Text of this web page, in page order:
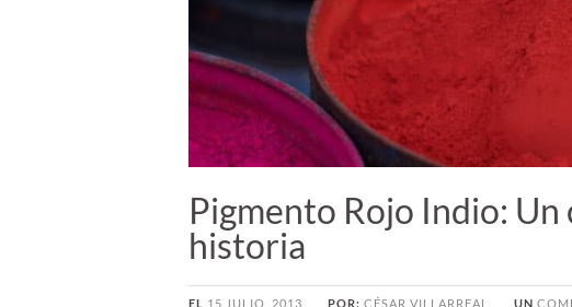
Pigmento Rojo Indio: Un
historia
EL 15 JULIO, 2013 POR: CÉSAR VILLARREAL UN